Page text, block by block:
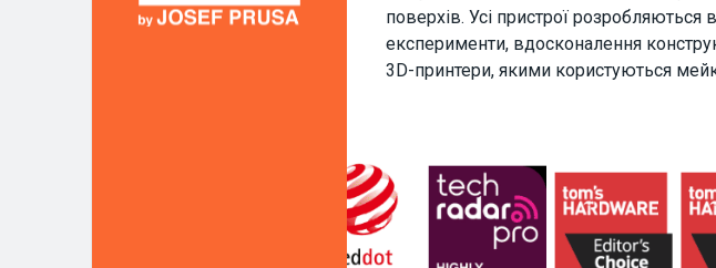
поверхів. Усі пристрої розробляються
експерименти, вдосконалення
3D-принтери, якими користуються